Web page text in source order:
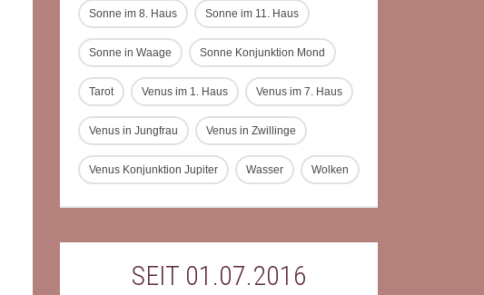
Sonne im 8. Haus Sonne im 11. Haus
Sonne in Waage Sonne Konjunktion Mond
Tarot Venus im 1. Haus Venus im 7. Haus
Venus in Jungfrau Venus in Zwillinge
Venus Konjunktion Jupiter Wasser Wolken
SEIT 01.07.2016